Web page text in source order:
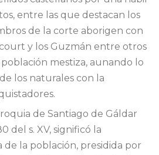
entre las que destacan los
de la corte aborigen con
y los Guzmán entre otros
mestiza, aunando lo
los naturales con la
de Santiago de Gáldar
del s. XV, significó la
la población, presidida por